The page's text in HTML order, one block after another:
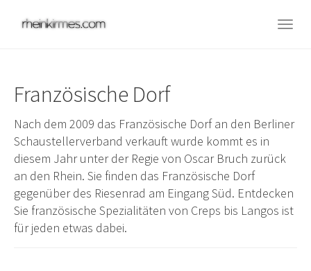
Französische Dorf
Nach dem 2009 das Französische Dorf an den Berliner
Schaustellerverband verkauft wurde kommt es in
diesem Jahr unter der Regie von Oscar Bruch zurück
an den Rhein. Sie finden das Französische Dorf
gegenüber des Riesenrad am Eingang Süd. Entdecken
Sie französische Spezialitäten von Creps bis Langos ist
für jeden etwas dabei.